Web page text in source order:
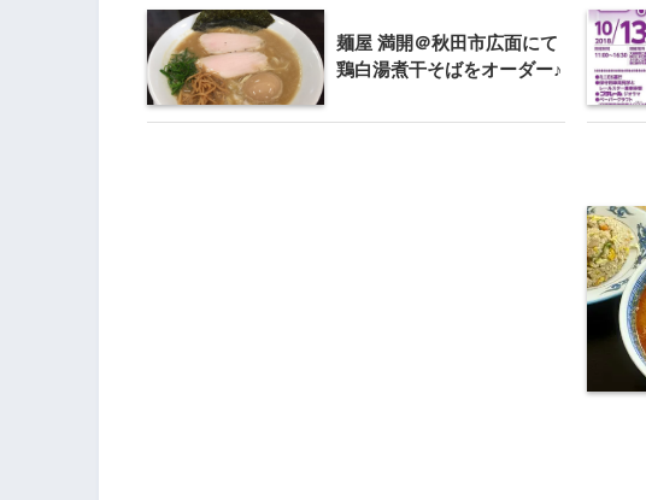
麺屋 満開＠秋田市広面にて
鶏白湯煮干そばをオーダー♪